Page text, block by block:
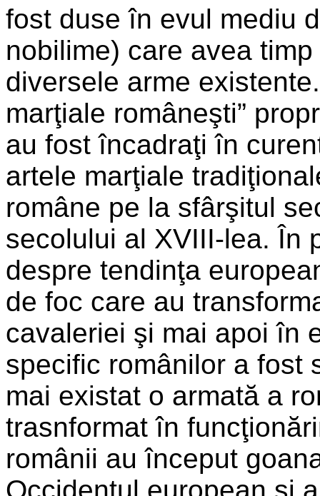
fost duse în evul mediu
nobilime) care avea
diversele arme
marţiale româneşti”
au fost încadraţi în
artele marţiale
române pe la sfârşitul
secolului al XVIII-lea. În
despre tendinţa
de foc care au
cavaleriei şi mai apoi în
specific românilor a fost
mai existat o armată a
trasnformat în
românii au început
Occidentul european şi